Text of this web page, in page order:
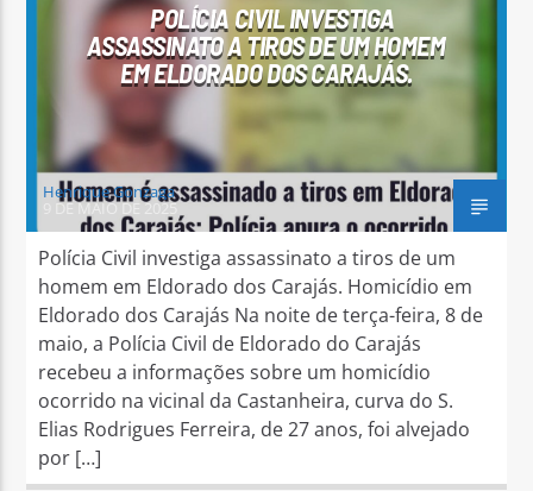
POLÍCIA CIVIL INVESTIGA
ASSASSINATO A TIROS DE UM HOMEM
EM ELDORADO DOS CARAJÁS.
Henrique Gonzaga
9 DE MAIO DE 2025
Polícia Civil investiga assassinato a tiros de um
homem em Eldorado dos Carajás. Homicídio em
Eldorado dos Carajás Na noite de terça-feira, 8 de
maio, a Polícia Civil de Eldorado do Carajás
recebeu a informações sobre um homicídio
ocorrido na vicinal da Castanheira, curva do S.
Elias Rodrigues Ferreira, de 27 anos, foi alvejado
por […]